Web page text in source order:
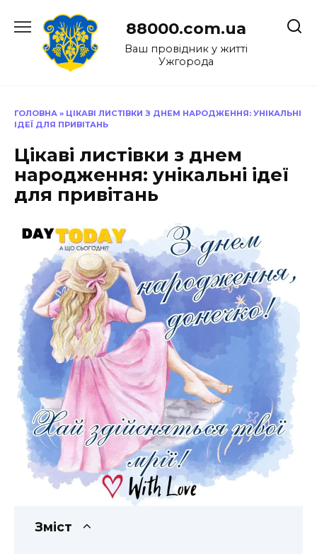
до
88000.com.ua
Ваш провідник у житті
Ужгорода
ГОЛОВНА » ЦІКАВІ ЛИСТІВКИ З ДНЕМ НАРОДЖЕННЯ: УНІКАЛЬНІ
ІДЕЇ ДЛЯ ПРИВІТАНЬ
Цікаві листівки з днем
народження: унікальні ідеї
для привітань
Зміст